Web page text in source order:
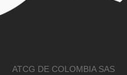
ATCG DE COLOMBIA SAS